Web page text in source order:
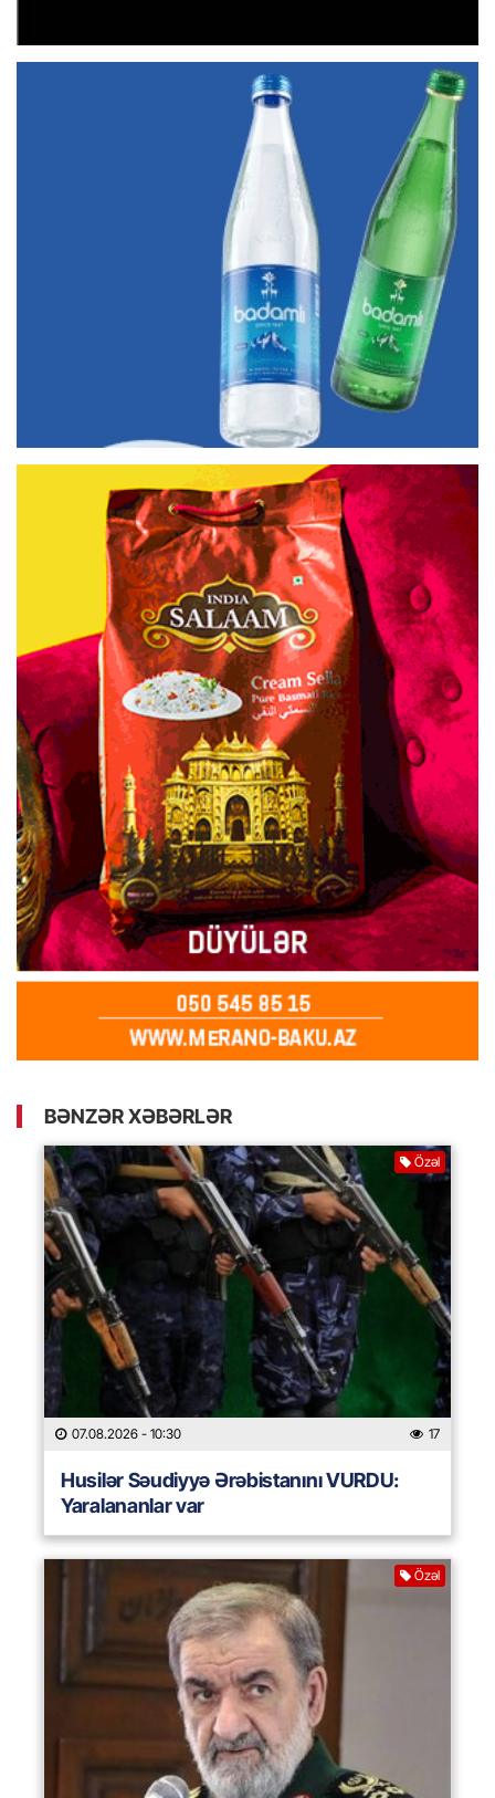
BƏNZƏR XƏBƏRLƏR
Özəl
07.08.2026 - 10:30 17
Husilər Səudiyyə Ərəbistanını VURDU:
Yaralananlar var
Özəl